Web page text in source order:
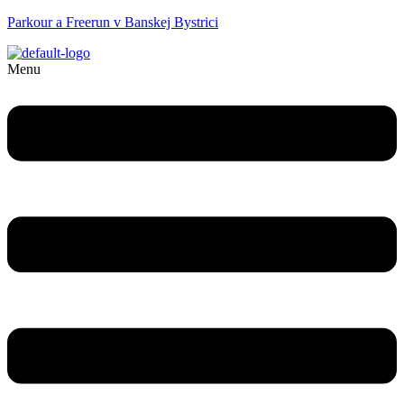
Parkour a Freerun v Banskej Bystrici
Menu